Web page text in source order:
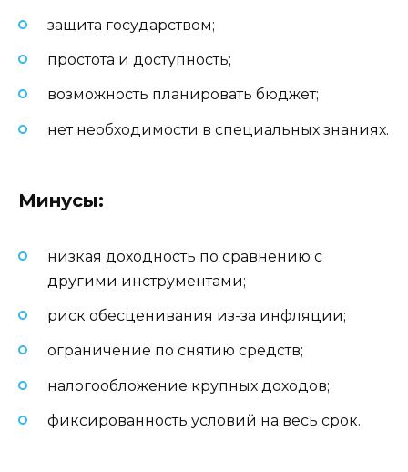
защита государством;
простота и доступность;
возможность планировать бюджет;
нет необходимости в специальных знаниях.
Минусы:
низкая доходность по сравнению с
другими инструментами;
риск обесценивания из-за инфляции;
ограничение по снятию средств;
налогообложение крупных доходов;
фиксированность условий на весь срок.